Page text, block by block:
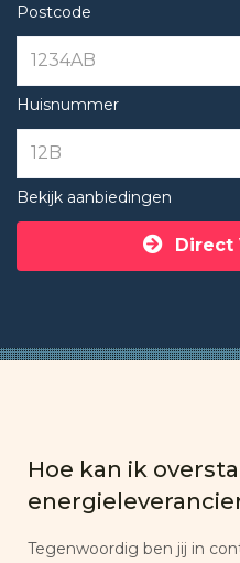
Postcode
Huisnummer
Bekijk aanbiedingen
Direct
Hoe kan ik
Tegenwoordig ben jij in